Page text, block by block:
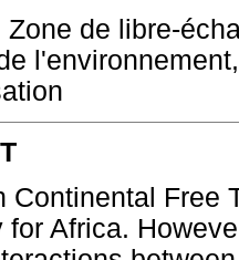
Zone de libre-
Continental Free
for Africa.